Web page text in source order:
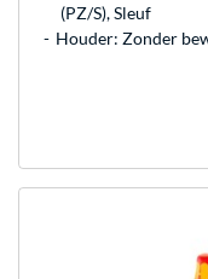
(PZ/S), Sleuf
Houder: Zonder